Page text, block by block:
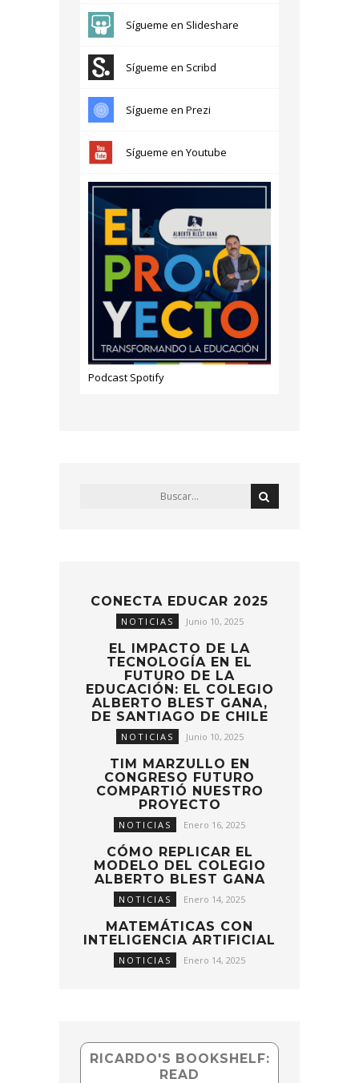
Sígueme en Slideshare
Sígueme en Scribd
Sígueme en Prezi
Sígueme en Youtube
Podcast Spotify
CONECTA EDUCAR 2025
NOTICIAS Junio 10, 2025
EL IMPACTO DE LA
TECNOLOGÍA EN EL
FUTURO DE LA
EDUCACIÓN: EL COLEGIO
ALBERTO BLEST GANA,
DE SANTIAGO DE CHILE
NOTICIAS Junio 10, 2025
TIM MARZULLO EN
CONGRESO FUTURO
COMPARTIÓ NUESTRO
PROYECTO
NOTICIAS Enero 16, 2025
CÓMO REPLICAR EL
MODELO DEL COLEGIO
ALBERTO BLEST GANA
NOTICIAS Enero 14, 2025
MATEMÁTICAS CON
INTELIGENCIA ARTIFICIAL
NOTICIAS Enero 14, 2025
RICARDO'S BOOKSHELF:
READ